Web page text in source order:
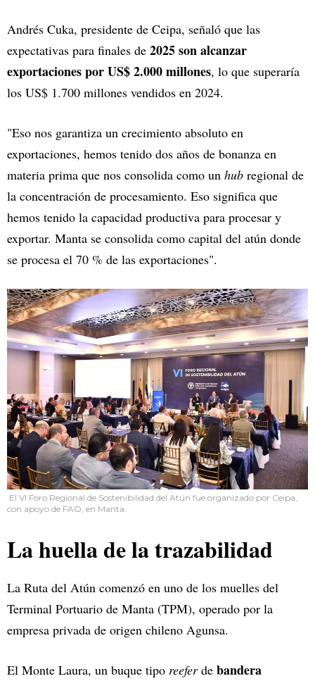
Andrés Cuka, presidente de Ceipa, señaló que las
expectativas para finales de 2025 son alcanzar
exportaciones por US$ 2.000 millones, lo que superaría
los US$ 1.700 millones vendidos en 2024.
"Eso nos garantiza un crecimiento absoluto en
exportaciones, hemos tenido dos años de bonanza en
materia prima que nos consolida como un hub regional de
la concentración de procesamiento. Eso significa que
hemos tenido la capacidad productiva para procesar y
exportar. Manta se consolida como capital del atún donde
se procesa el 70 % de las exportaciones".
El VI Foro Regional de Sostenibilidad del Atún fue organizado por Ceipa,
con apoyo de FAO, en Manta.
La huella de la trazabilidad
La Ruta del Atún comenzó en uno de los muelles del
Terminal Portuario de Manta (TPM), operado por la
empresa privada de origen chileno Agunsa.
El Monte Laura, un buque tipo reeferde bandera